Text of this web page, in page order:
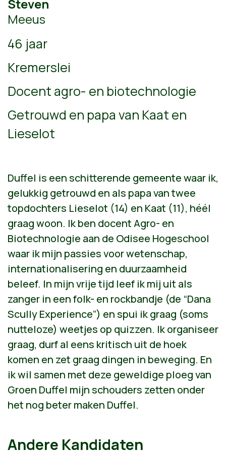
Steven
Meeus
46 jaar
Kremerslei
Docent agro- en biotechnologie
Getrouwd en papa van Kaat en
Lieselot
Duffel is een schitterende gemeente waar ik,
gelukkig getrouwd en als papa van twee
topdochters Lieselot (14) en Kaat (11), héél
graag woon. Ik ben docent Agro- en
Biotechnologie aan de Odisee Hogeschool
waar ik mijn passies voor wetenschap,
internationalisering en duurzaamheid
beleef. In mijn vrije tijd leef ik mij uit als
zanger in een folk- en rockbandje (de “Dana
Scully Experience”) en spui ik graag (soms
nutteloze) weetjes op quizzen. Ik organiseer
graag, durf al eens kritisch uit de hoek
komen en zet graag dingen in beweging. En
ik wil samen met deze geweldige ploeg van
Groen Duffel mijn schouders zetten onder
het nog beter maken Duffel.
Andere Kandidaten